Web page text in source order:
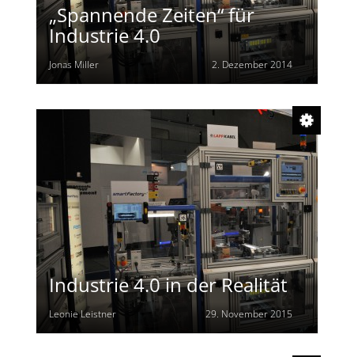
„Spannende Zeiten“ für
Industrie 4.0
Jonas Miller 2. Dezember 2014
Industrie 4.0 in der Realität
Leonie Leistner 29. November 2015